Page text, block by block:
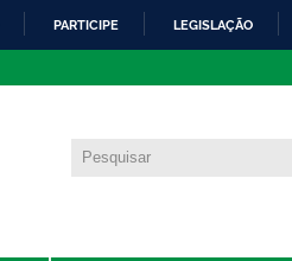
PARTICIPE LEGISLAÇÃO